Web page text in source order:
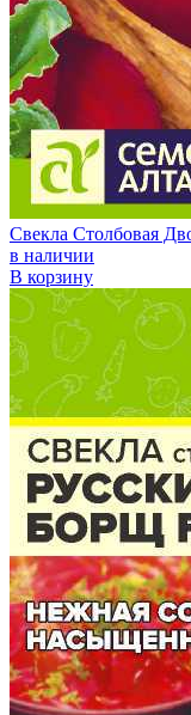
Свекла Столбовая
в наличии
В корзину